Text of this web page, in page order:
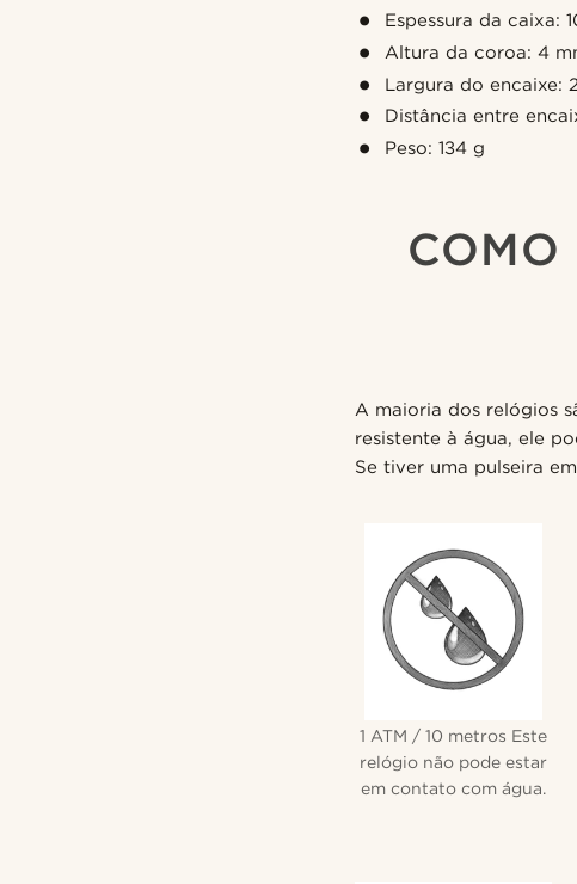
Espessura da caixa:
Altura da coroa: 4
Largura do encaixe:
Distância entre
Peso: 134 g
COMO
A maioria dos relógios
resistente à água, ele
Se tiver uma pulseira
1 ATM / 10 metros Este
relógio não pode estar
em contato com água.